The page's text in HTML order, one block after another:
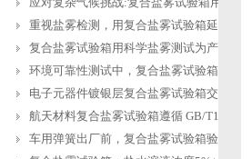
重视盐雾检测，用复合盐雾试验箱延长产
复合盐雾试验箱用科学盐雾测试为产品研
环境可靠性测试中，复合盐雾试验箱缺水
电子元器件镀银层复合盐雾试验箱交变盐
航天材料复合盐雾试验箱遵循 GB/T12967.3
车用弹簧出厂前，复合盐雾试验箱验证盐